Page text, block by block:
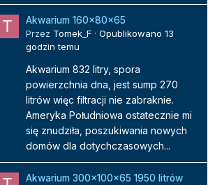
Akwarium 160x80x65
Przez Tomek_F · Opublikowano 13
godzin temu
Akwarium 832 litry, spora
powierzchnia dna, jest sump 270
litrów więc filtracji nie zabraknie.
Ameryka Południowa ostatecznie mi
się znudziła, poszukiwania nowych
domów dla dotychczasowych...
Akwarium 300x100x65 1950 litrów